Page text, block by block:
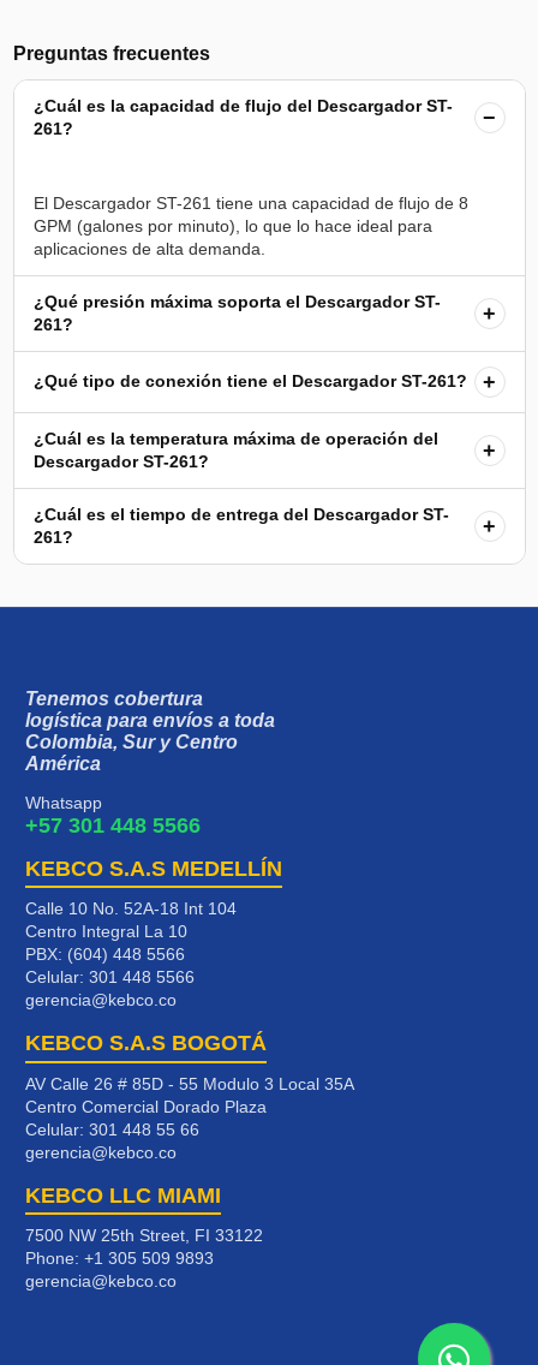
Preguntas frecuentes
¿Cuál es la capacidad de flujo del Descargador ST-
261?
−
El Descargador ST-261 tiene una capacidad de flujo de 8
GPM (galones por minuto), lo que lo hace ideal para
¿Qué presión máxima soporta el Descargador ST-
261?
+
¿Qué tipo de conexión tiene el Descargador ST-261? +
¿Cuál es la temperatura máxima de operación del
Descargador ST-261?
+
¿Cuál es el tiempo de entrega del Descargador ST-
261?
+
Tenemos cobertura
logística para envíos a toda
Colombia, Sur y Centro
América
Whatsapp
+57 301 448 5566
KEBCO S.A.S MEDELLÍN
Calle 10 No. 52A-18 Int 104
Centro Integral La 10
PBX: (604) 448 5566
Celular: 301 448 5566
gerencia@kebco.co
KEBCO S.A.S BOGOTÁ
AV Calle 26 # 85D - 55 Modulo 3 Local 35A
Centro Comercial Dorado Plaza
Celular: 301 448 55 66
gerencia@kebco.co
KEBCO LLC MIAMI
7500 NW 25th Street, FI 33122
Phone: +1 305 509 9893
gerencia@kebco.co